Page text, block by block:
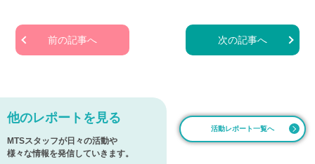
前の記事へ 次の記事へ
他のレポートを見る
MTSスタッフが日々の活動や
様々な情報を発信していきます。
活動レポート一覧へ